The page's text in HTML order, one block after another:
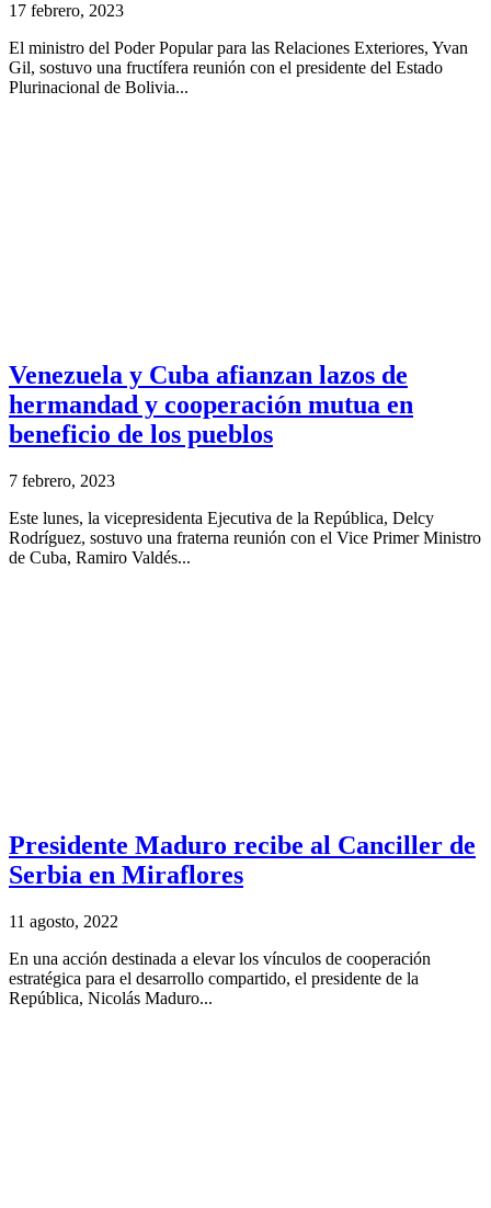
17 febrero, 2023
El ministro del Poder Popular para las Relaciones Exteriores, Yvan
Gil, sostuvo una fructífera reunión con el presidente del Estado
Plurinacional de Bolivia...
Venezuela y Cuba afianzan lazos de
hermandad y cooperación mutua en
beneficio de los pueblos
7 febrero, 2023
Este lunes, la vicepresidenta Ejecutiva de la República, Delcy
Rodríguez, sostuvo una fraterna reunión con el Vice Primer Ministro
de Cuba, Ramiro Valdés...
Presidente Maduro recibe al Canciller de
Serbia en Miraflores
11 agosto, 2022
En una acción destinada a elevar los vínculos de cooperación
estratégica para el desarrollo compartido, el presidente de la
República, Nicolás Maduro...